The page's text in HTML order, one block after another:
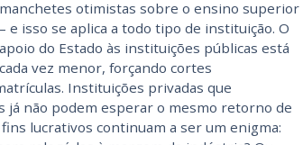
manchetes otimistas sobre o ensino superior
– e isso se aplica a todo tipo de instituição. O
apoio do Estado às instituições públicas está
cada vez menor, forçando cortes
Instituições privadas que
já não podem esperar o mesmo retorno de
lucrativos continuam a ser um enigma: